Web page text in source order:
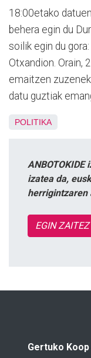
18:00etako
behera egin du
soilik egin du
Otxandion. Orain,
emaitzen
datu guztiak
POLITIKA
izatea da,
herrigintzaren
EGIN
Gertuko